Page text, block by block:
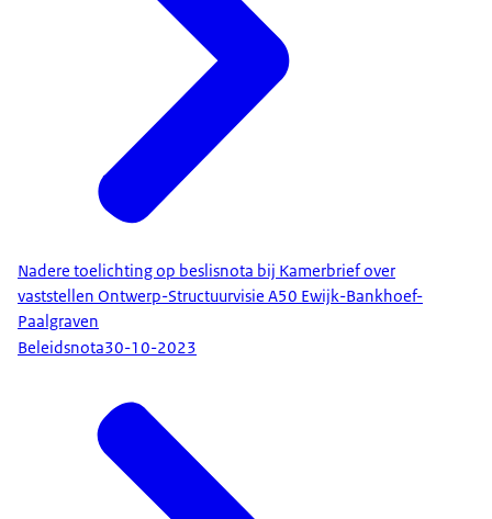
Nadere toelichting op beslisnota bij Kamerbrief over
vaststellen Ontwerp-Structuurvisie A50 Ewijk-Bankhoef-
Paalgraven
Beleidsnota30-10-2023